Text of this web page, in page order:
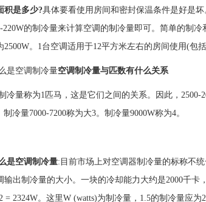
积是多少?具体要看使用房间和密封保温条件是好是
220W的制冷量来计算空调的制冷量即可。简单的制
。1台空调适用于12平方米左右的房间使用(包
是空调制冷量空调制冷量与匹数有什么关系
冷量称为1匹马，这是它们之间的关系。因此，
冷量7000-7200称为大3。制冷量9000W称为4。
是空调制冷量:目前市场上对空调器制冷量的标称不
出制冷量的大小。一块的冷却能力大约是2000千
= 2324W。这里W (watts)为制冷量，1.5的制冷量应